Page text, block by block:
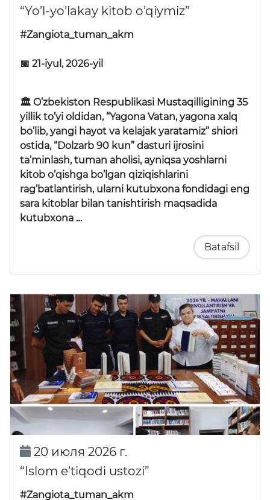
“Yo’l-yo’lakay kitob o’qiymiz”
#Zangiota_tuman_akm
📅 21-iyul, 2026-yil
🏛 O’zbekiston Respublikasi Mustaqilligining 35
yillik to’yi oldidan, “Yagona Vatan, yagona xalq
bo’lib, yangi hayot va kelajak yaratamiz” shiori
ostida, “Dolzarb 90 kun” dasturi ijrosini
ta’minlash, tuman aholisi, ayniqsa yoshlarni
kitob o’qishga bo’lgan qiziqishlarini
rag’batlantirish, ularni kutubxona fondidagi eng
sara kitoblar bilan tanishtirish maqsadida
kutubxona …
Batafsil
20 июля 2026 г.
“Islom e’tiqodi ustozi”
#Zangiota_tuman_akm